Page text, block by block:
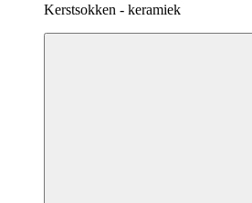
Kerstsokken - keramiek